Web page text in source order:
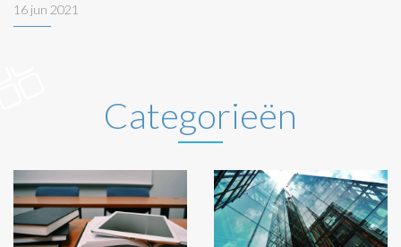
16 jun 2021
Categorieën